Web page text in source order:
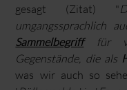
gesagt (Zitat) "
umgangssprachlich
Sammelbegrifffür
Gegenstände, die als
was wir auch so